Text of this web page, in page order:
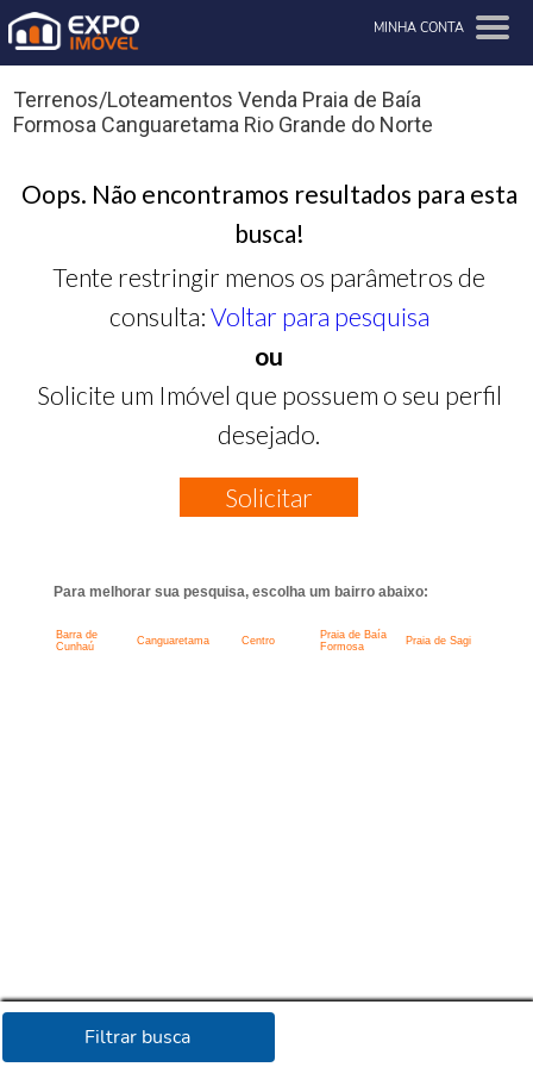
MINHA CONTA
Filtrar busca
Terrenos/Loteamentos Venda Praia de Baía
Formosa Canguaretama Rio Grande do Norte
Oops. Não encontramos resultados para esta
busca!
Tente restringir menos os parâmetros de
consulta: Voltar para pesquisa
ou
Solicite um Imóvel que possuem o seu perfil
desejado.
Solicitar
Para melhorar sua pesquisa, escolha um bairro abaixo:
Barra de
Cunhaú
Canguaretama Centro
Praia de Baía
Formosa
Praia de Sagi